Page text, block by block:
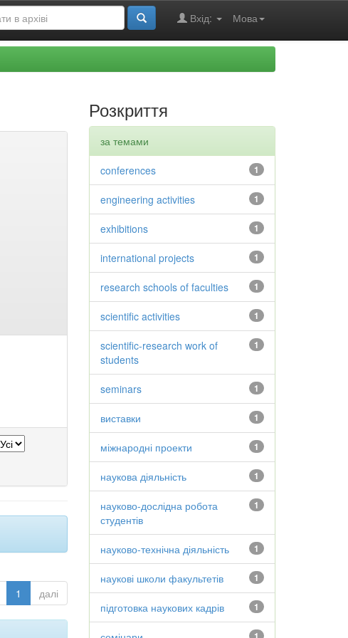
Мова
Вхід:
1 далі
Розкриття
за темами
1
conferences
1
engineering activities
1
exhibitions
1
international projects
1
research schools of faculties
1
scientific activities
1
scientific-research work of
students
1
seminars
1
виставки
1
міжнародні проекти
1
наукова діяльність
1
науково-дослідна робота
студентів
1
науково-технічна діяльність
1
наукові школи факультетів
1
підготовка наукових кадрів